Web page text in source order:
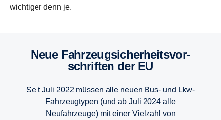
wichtiger denn je.
Neue Fahrzeug­si­cher­heits­vor­
schriften der EU
Seit Juli 2022 müssen alle neuen Bus- und Lkw-
Fahrzeugtypen (und ab Juli 2024 alle
Neufahrzeuge) mit einer Vielzahl von